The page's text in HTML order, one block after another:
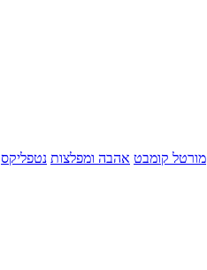
מורטל קומבט אהבה ומפלצות נטפליקס